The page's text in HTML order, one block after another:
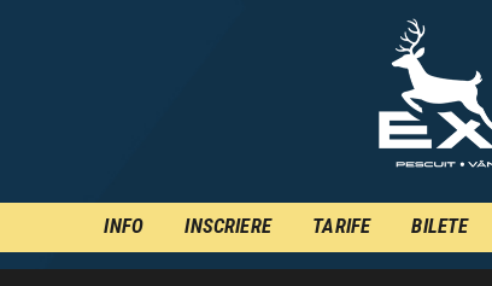
INFO INSCRIERE TARIFE BILETE
INSCRIERE
PLAN